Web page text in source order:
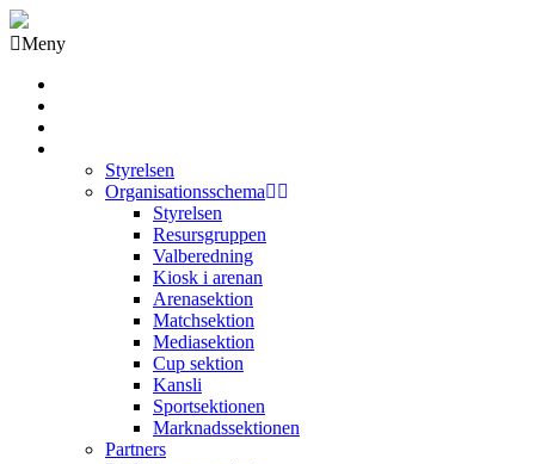
Meny
Styrelsen
Organisationsschema
Styrelsen
Resursgruppen
Valberedning
Kiosk i arenan
Arenasektion
Matchsektion
Mediasektion
Cup sektion
Kansli
Sportsektionen
Marknadssektionen
Partners